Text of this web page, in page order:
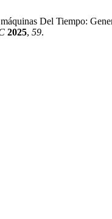
Del Tiempo:
2025, 59.